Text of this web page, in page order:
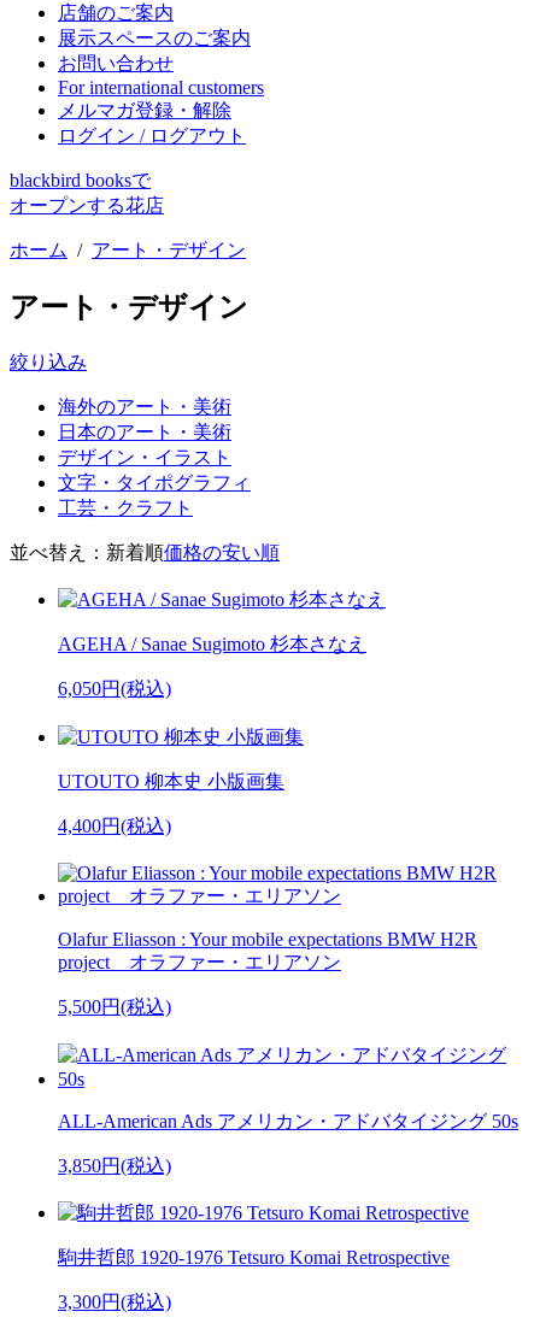
店舗のご案内
展示スペースのご案内
お問い合わせ
For international customers
メルマガ登録・解除
ログイン / ログアウト
blackbird booksで
オープンする花店
ホーム / アート・デザイン
アート・デザイン
絞り込み
海外のアート・美術
日本のアート・美術
デザイン・イラスト
文字・タイポグラフィ
工芸・クラフト
並べ替え： 新着順価格の安い順
AGEHA / Sanae Sugimoto 杉本さなえ
6,050円(税込)
UTOUTO 柳本史 小版画集
4,400円(税込)
Olafur Eliasson : Your mobile expectations BMW H2R
project オラファー・エリアソン
5,500円(税込)
ALL-American Ads アメリカン・アドバタイジング 50s
3,850円(税込)
駒井哲郎 1920-1976 Tetsuro Komai Retrospective
3,300円(税込)